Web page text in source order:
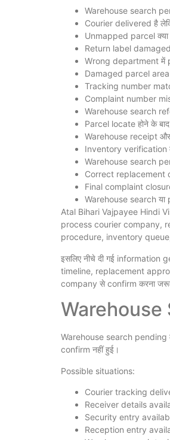
Warehouse search
Courier delivered है
Unmapped parcel क्या
Return label
Wrong department में
Damaged parcel area
Tracking number
Complaint number
Warehouse search
Parcel locate होने के
Warehouse receipt
Inventory verification
Warehouse search
Correct replacement
Final complaint
Warehouse search या
Atal Bihari Vajpayee Hindi
process courier company,
procedure, inventory
इसलिए नीचे दी गई
timeline, replacement
company से confirm करना
Warehouse
Warehouse search pending
confirm नहीं हुई।
Possible situations:
Courier tracking
Receiver details
Security entry
Reception entry